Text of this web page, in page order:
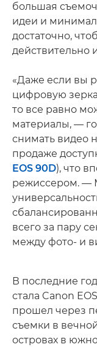
большая
идеи и
достаточно,
действительно
«Даже если вы
цифровую
то все равно
материалы, —
снимать видео
продаже
EOS 90D), что
режиссером. —
всего за пару
между фото- и
В последние
стала Canon
прошел через
съемки в
островах в